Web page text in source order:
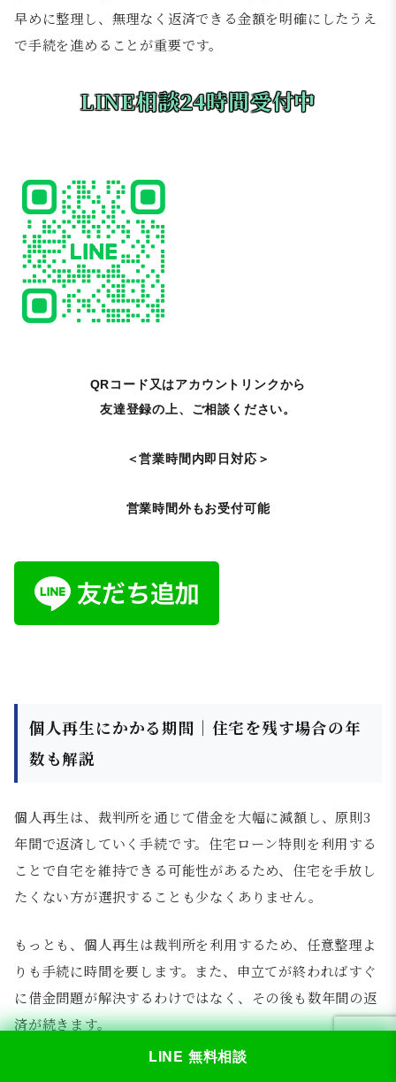
LINE 無料相談
早めに整理し、無理なく返済できる金額を明確にしたうえ
で手続を進めることが重要です。
LINE相談24時間受付中
QRコード又はアカウントリンクから
友達登録の上、ご相談ください。
＜営業時間内即日対応＞
営業時間外もお受付可能
個人再生にかかる期間｜住宅を残す場合の年
数も解説
個人再生は、裁判所を通じて借金を大幅に減額し、原則3
年間で返済していく手続です。住宅ローン特則を利用する
ことで自宅を維持できる可能性があるため、住宅を手放し
たくない方が選択することも少なくありません。
もっとも、個人再生は裁判所を利用するため、任意整理よ
りも手続に時間を要します。また、申立てが終わればすぐ
に借金問題が解決するわけではなく、その後も数年間の返
済が続きます。